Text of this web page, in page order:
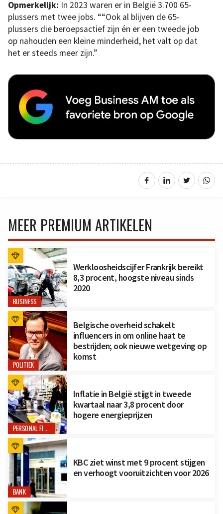
Opmerkelijk: In 2023 waren er in België 3.700 65-
plussers met twee jobs. ““Ook al blijven de 65-
plussers die beroepsactief zijn én er een tweede job
op nahouden een kleine minderheid, het valt op dat
het er steeds meer zijn.”
MEER PREMIUM ARTIKELEN
BUSINESS
Werkloosheidscijfer Frankrijk bereikt
8,3 procent, hoogste niveau sinds
2020
POLITIEK
Belgische overheid schakelt
influencers in om online haat te
bestrijden; ook nieuwe wetgeving op
komst
PERSONAL FINANCE
Inflatie in België stijgt in tweede
kwartaal naar 3,8 procent door
hogere energieprijzen
BANK
KBC ziet winst met 9 procent stijgen
en verhoogt vooruitzichten voor 2026